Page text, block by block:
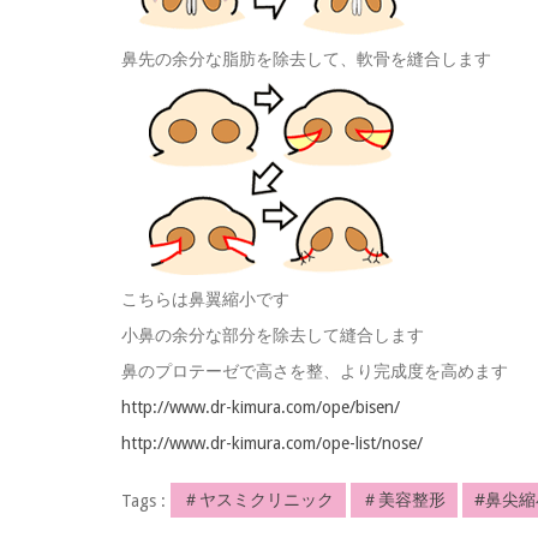
鼻先の余分な脂肪を除去して、軟骨を縫合します
こちらは鼻翼縮小です
小鼻の余分な部分を除去して縫合します
鼻のプロテーゼで高さを整、より完成度を高めます
http://www.dr-kimura.com/ope/bisen/
http://www.dr-kimura.com/ope-list/nose/
Tags : ＃ヤスミクリニック ＃美容整形 #鼻尖